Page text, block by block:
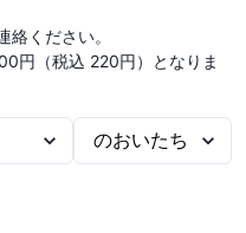
ください。
円（税込 220円）となりま